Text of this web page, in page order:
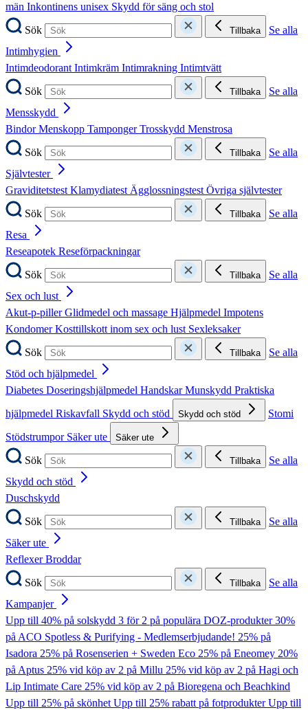
män Inkontinens unisex Skydd för säng och stol
Sök
Tillbaka
Se alla
Intimhygien
IntimdeodorantIntimkräm Intimrakning Intimtvätt
Sök
Tillbaka
Se alla
Mensskydd
BindorMenskopp TampongerTrosskydd Menstrosa
Sök
Tillbaka
Se alla
Självtester
GraviditetstestKlamydiatestÄgglossningstestÖvriga självtester
Sök
Tillbaka
Se alla
Resa
Reseapotek Reseförpackningar
Sök
Tillbaka
Se alla
Sex och lust
Akut-p-pillerGlidmedel och massage Hjälpmedel Impotens
KondomerKosttillskott inom sex och lust Sexleksaker
Sök
Tillbaka
Se alla
Stöd och hjälpmedel
Diabetes Doseringshjälpmedel HandskarMunskydd Praktiska
hjälpmedel Riskavfall Skydd och stöd Skydd och stöd
Stomi
Stödstrumpor Säker ute Säker ute
Sök Tillbaka
Se alla
Skydd och stöd
Duschskydd
Sök
Tillbaka
Se alla
Säker ute
ReflexerBroddar
Sök
Tillbaka
Se alla
Kampanjer
Upp till 40% på solskydd 3 för 2 på populära DOZ-produkter30%
på ACO Spotless & Purifying - Medlemserbjudande! 25% på
Isadora 25% på Rosenserien + Sweden Eco 25% på Eneomey 20%
på Aptus 25% vid köp av 2 på Millu 25% vid köp av 2 på Hagi och
Lip Intimate Care 25% vid köp av 2 på Bioregena och Beachkind
Upp till 25% på skönhetUpp till 25% rabatt på fotprodukterUpp till